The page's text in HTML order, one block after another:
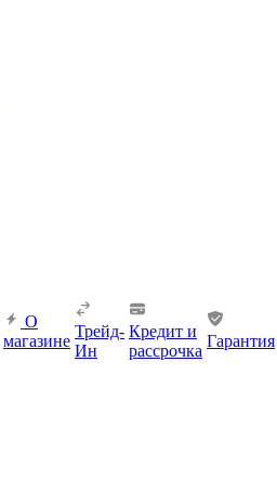
О
магазине
Трейд-
Ин
Кредит и
рассрочка
Гарантия